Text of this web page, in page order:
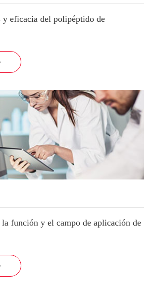
y eficacia del polipéptido de
función y el campo de aplicación de